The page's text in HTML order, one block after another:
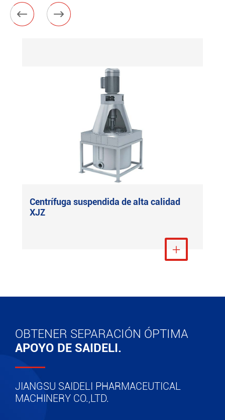
 
Centrífuga suspendida de alta calidad
XJZ
Ver más

OBTENER SEPARACIÓN ÓPTIMA
APOYO DE SAIDELI.
JIANGSU SAIDELI PHARMACEUTICAL
MACHINERY CO.,LTD.